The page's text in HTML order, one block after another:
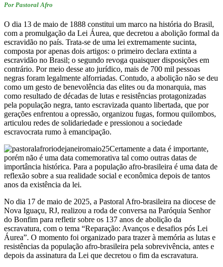
Por Pastoral Afro
O dia 13 de maio de 1888 constitui um marco na história do Brasil,
com a promulgação da Lei Áurea, que decretou a abolição formal da
escravidão no país. Trata-se de uma lei extremamente sucinta,
composta por apenas dois artigos: o primeiro declara extinta a
escravidão no Brasil; o segundo revoga quaisquer disposições em
contrário. Por meio desse ato jurídico, mais de 700 mil pessoas
negras foram legalmente alforriadas. Contudo, a abolição não se deu
como um gesto de benevolência das elites ou da monarquia, mas
como resultado de décadas de lutas e resistências protagonizadas
pela população negra, tanto escravizada quanto libertada, que por
gerações enfrentou a opressão, organizou fugas, formou quilombos,
articulou redes de solidariedade e pressionou a sociedade
escravocrata rumo à emancipação.
Certamente a data é importante,
porém não é uma data comemorativa tal como outras datas de
importância histórica. Para a população afro-brasileira é uma data de
reflexão sobre a sua realidade social e econômica depois de tantos
anos da existência da lei.
No dia 17 de maio de 2025, a Pastoral Afro-brasileira na diocese de
Nova Iguaçu, RJ, realizou a roda de conversa na Paróquia Senhor
do Bonfim para refletir sobre os 137 anos de abolição da
escravatura, com o tema “Reparação: Avanços e desafios pós Lei
Áurea”. O momento foi organizado para trazer à memória as lutas e
resistências da população afro-brasileira pela sobrevivência, antes e
depois da assinatura da Lei que decretou o fim da escravatura.